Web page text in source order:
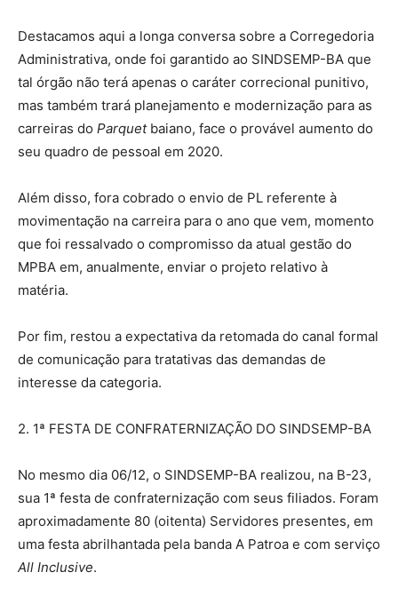
Destacamos aqui a longa conversa sobre a Corregedoria
Administrativa, onde foi garantido ao SINDSEMP-BA que
tal órgão não terá apenas o caráter correcional punitivo,
mas também trará planejamento e modernização para as
carreiras do Parquetbaiano, face o provável aumento do
seu quadro de pessoal em 2020.
Além disso, fora cobrado o envio de PL referente à
movimentação na carreira para o ano que vem, momento
que foi ressalvado o compromisso da atual gestão do
MPBA em, anualmente, enviar o projeto relativo à
matéria.
Por fim, restou a expectativa da retomada do canal formal
de comunicação para tratativas das demandas de
interesse da categoria.
2. 1ª FESTA DE CONFRATERNIZAÇÃO DO SINDSEMP-BA
No mesmo dia 06/12, o SINDSEMP-BA realizou, na B-23,
sua 1ª festa de confraternização com seus filiados. Foram
aproximadamente 80 (oitenta) Servidores presentes, em
uma festa abrilhantada pela banda A Patroa e com serviço
All Inclusive.